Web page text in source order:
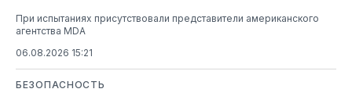
При испытаниях присутствовали представители американского
агентства MDA
06.08.2026 15:21
БЕЗОПАСНОСТЬ